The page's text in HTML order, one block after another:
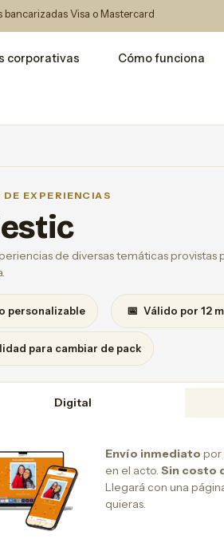
bancarizadas Visa o Mastercard
corporativas Cómo funciona
DE EXPERIENCIAS
de diversas temáticas
personalizable 📅 Válido por 12
para cambiar de pack
Digital
Envío inmediato por
en el acto. Sin costo
Llegará con una
quieras.